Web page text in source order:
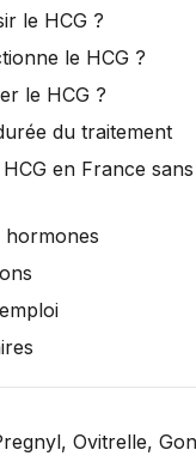
le HCG ?
le HCG ?
le HCG ?
du traitement
en France
hormones
Ovitrelle,